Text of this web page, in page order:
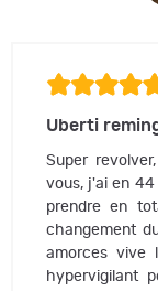
Uberti
Super
vous, j'ai en 44
prendre en
changement
amorces vive
hypervigilant